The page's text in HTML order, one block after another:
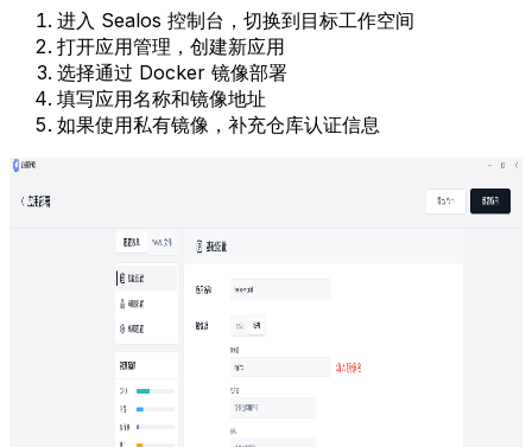
进入 Sealos 控制台，切换到目标工作空间
打开应用管理，创建新应用
选择通过 Docker 镜像部署
填写应用名称和镜像地址
如果使用私有镜像，补充仓库认证信息